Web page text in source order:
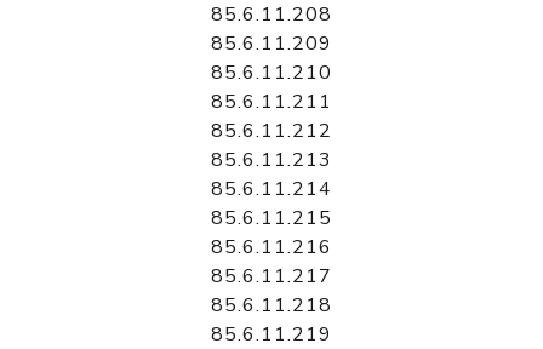
85.6.11.208
85.6.11.209
85.6.11.210
85.6.11.211
85.6.11.212
85.6.11.213
85.6.11.214
85.6.11.215
85.6.11.216
85.6.11.217
85.6.11.218
85.6.11.219